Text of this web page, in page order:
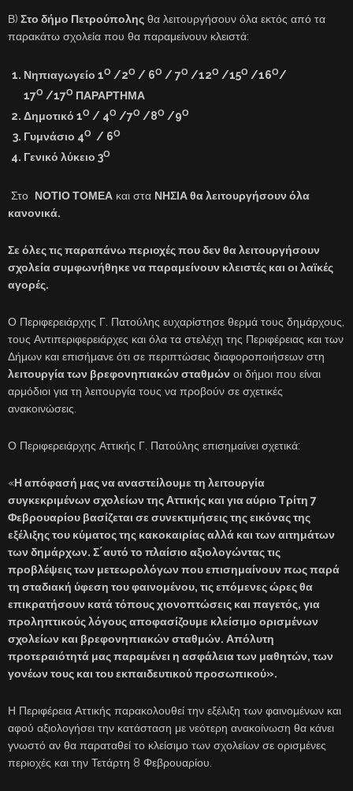
Β) Στο δήμο Πετρούπολης θα λειτουργήσουν όλα εκτός από τα
παρακάτω σχολεία που θα παραμείνουν κλειστά:
Νηπιαγωγείο 1Ο /2Ο / 6Ο / 7Ο /12Ο /15Ο /16Ο/
17Ο /17Ο ΠΑΡΑΡΤΗΜΑ
Δημοτικό 1Ο / 4Ο /7Ο /8Ο /9Ο
Γυμνάσιο 4Ο / 6Ο
Γενικό λύκειο 3Ο
Στο ΝΟΤΙΟ ΤΟΜΕΑ και στα ΝΗΣΙΑ θα λειτουργήσουν όλα
κανονικά.
Σε όλες τις παραπάνω περιοχές που δεν θα λειτουργήσουν
σχολεία συμφωνήθηκε να παραμείνουν κλειστές και οι λαϊκές
αγορές.
Ο Περιφερειάρχης Γ. Πατούλης ευχαρίστησε θερμά τους δημάρχους,
τους Αντιπεριφερειάρχες και όλα τα στελέχη της Περιφέρειας και των
Δήμων και επισήμανε ότι σε περιπτώσεις διαφοροποιήσεων στη
λειτουργία των βρεφονηπιακών σταθμών οι δήμοι που είναι
αρμόδιοι για τη λειτουργία τους να προβούν σε σχετικές
ανακοινώσεις.
Ο Περιφερειάρχης Αττικής Γ. Πατούλης επισημαίνει σχετικά:
«Η απόφασή μας να αναστείλουμε τη λειτουργία
συγκεκριμένων σχολείων της Αττικής και για αύριο Τρίτη 7
Φεβρουαρίου βασίζεται σε συνεκτιμήσεις της εικόνας της
εξέλιξης του κύματος της κακοκαιρίας αλλά και των αιτημάτων
των δημάρχων. Σ΄αυτό το πλαίσιο αξιολογώντας τις
προβλέψεις των μετεωρολόγων που επισημαίνουν πως παρά
τη σταδιακή ύφεση του φαινομένου, τις επόμενες ώρες θα
επικρατήσουν κατά τόπους χιονοπτώσεις και παγετός, για
προληπτικούς λόγους αποφασίζουμε κλείσιμο ορισμένων
σχολείων και βρεφονηπιακών σταθμών. Απόλυτη
προτεραιότητά μας παραμένειη ασφάλεια των μαθητών, των
γονέων τους και του εκπαιδευτικού προσωπικού».
Η Περιφέρεια Αττικής παρακολουθεί την εξέλιξη των φαινομένων και
αφού αξιολογήσει την κατάσταση με νεότερη ανακοίνωση θα κάνει
γνωστό αν θα παραταθεί το κλείσιμο των σχολείων σε ορισμένες
περιοχές και την Τετάρτη 8 Φεβρουαρίου.